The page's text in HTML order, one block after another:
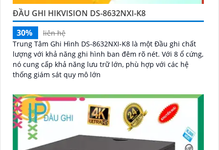
ĐẦU GHI HIKVISION DS-8632NXI-K8
30%
liên hệ
Trung Tâm Ghi Hình DS-8632NXI-K8 là một Đầu ghi chất
lượng với khả năng ghi hình ban đêm rõ nét. Với 8 ổ cứng,
nó cung cấp khả năng lưu trữ lớn, phù hợp với các hệ
thống giám sát quy mô lớn